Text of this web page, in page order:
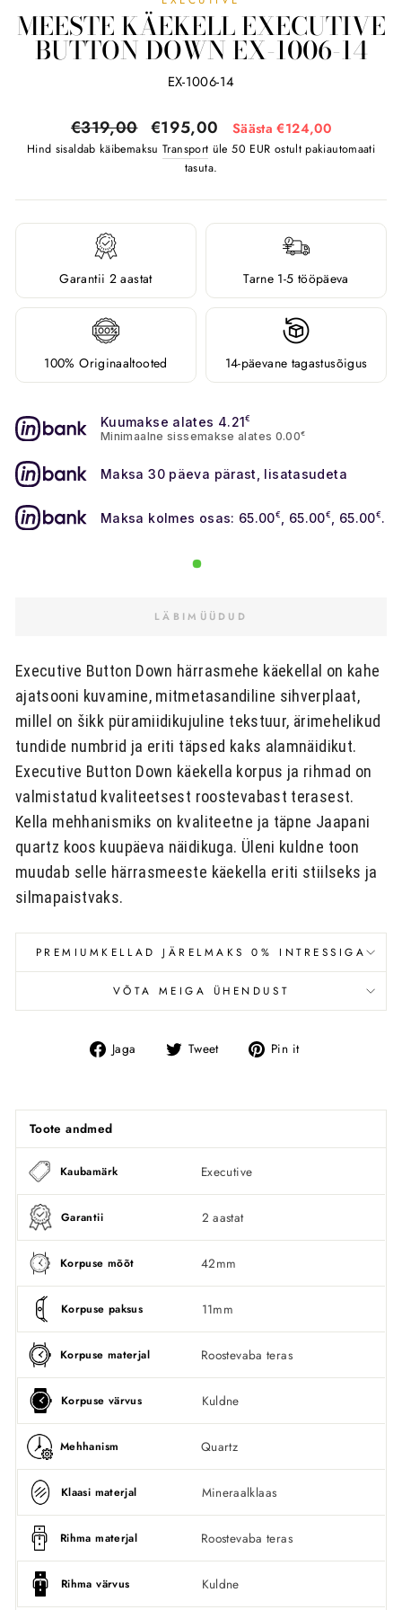
MEESTE KÄEKELL EXECUTIVE
BUTTON DOWN EX-1006-14
EX-1006-14
Tavahind
€319,00 Soodushind
€195,00 Säästa €124,00
Hind sisaldab käibemaksuTransport üle 50 EUR ostult pakiautomaati
tasuta.
Garantii 2 aastat Tarne 1-5 tööpäeva
100% Originaaltooted 14-päevane tagastusõigus
Kuumakse alates 4.21€
Minimaalne sissemakse alates 0.00€
Maksa 30 päeva pärast, lisatasudeta
Maksa kolmes osas: 65.00€ , 65.00€ , 65.00€ .
LÄBIMÜÜDUD
Executive Button Down härrasmehe käekellal on kahe
ajatsooni kuvamine, mitmetasandiline sihverplaat,
millel on šikk püramiidikujuline tekstuur, ärimehelikud
tundide numbrid ja eriti täpsed kaks alamnäidikut.
Executive Button Down käekella korpus ja rihmad on
valmistatud kvaliteetsest roostevabast terasest.
Kella mehhanismiks on kvaliteetne ja täpne Jaapani
quartz koos kuupäeva näidikuga. Üleni kuldne toon
muudab selle härrasmeeste käekella eriti stiilseks ja
silmapaistvaks.
PREMIUMKELLAD JÄRELMAKS 0% INTRESSIGA
VÕTA MEIGA ÜHENDUST
Jaga
Jaga
Tweet Tweet Pin it
Toote andmed
Kaubamärk Executive
Garantii 2 aastat
Korpuse mõõt 42mm
Korpuse paksus 11mm
Korpuse materjal Roostevaba teras
Korpuse värvus Kuldne
Mehhanism Quartz
Klaasi materjal Mineraalklaas
Rihma materjal Roostevaba teras
Rihma värvus Kuldne